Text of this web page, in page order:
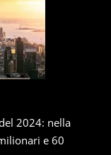
2024: nella
e 60